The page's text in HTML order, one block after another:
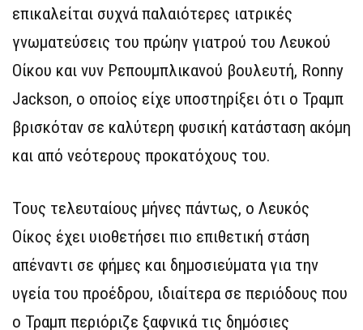
επικαλείται συχνά παλαιότερες ιατρικές
γνωματεύσεις του πρώην γιατρού του Λευκού
Οίκου και νυν Ρεπουμπλικανού βουλευτή, Ronny
Jackson, ο οποίος είχε υποστηρίξει ότι ο Τραμπ
βρισκόταν σε καλύτερη φυσική κατάσταση ακόμη
και από νεότερους προκατόχους του.
Τους τελευταίους μήνες πάντως, ο Λευκός
Οίκος έχει υιοθετήσει πιο επιθετική στάση
απέναντι σε φήμες και δημοσιεύματα για την
υγεία του προέδρου, ιδιαίτερα σε περιόδους που
ο Τραμπ περιόριζε ξαφνικά τις δημόσιες